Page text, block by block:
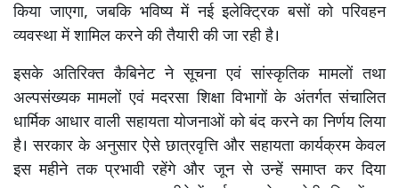
किया जाएगा, जबकि भविष्य में नई इलेक्ट्रिक बसों को परिवहन
व्यवस्था में शामिल करने की तैयारी की जा रही है।
इसके अतिरिक्त कैबिनेट ने सूचना एवं सांस्कृतिक मामलों तथा
अल्पसंख्यक मामलों एवं मदरसा शिक्षा विभागों के अंतर्गत संचालित
धार्मिक आधार वाली सहायता योजनाओं को बंद करने का निर्णय लिया
है। सरकार के अनुसार ऐसे छात्रवृत्ति और सहायता कार्यक्रम केवल
इस महीने तक प्रभावी रहेंगे और जून से उन्हें समाप्त कर दिया